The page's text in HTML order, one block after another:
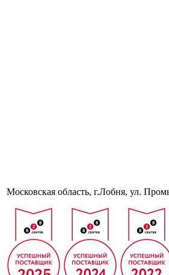
Московская область, г.Лобня, ул.